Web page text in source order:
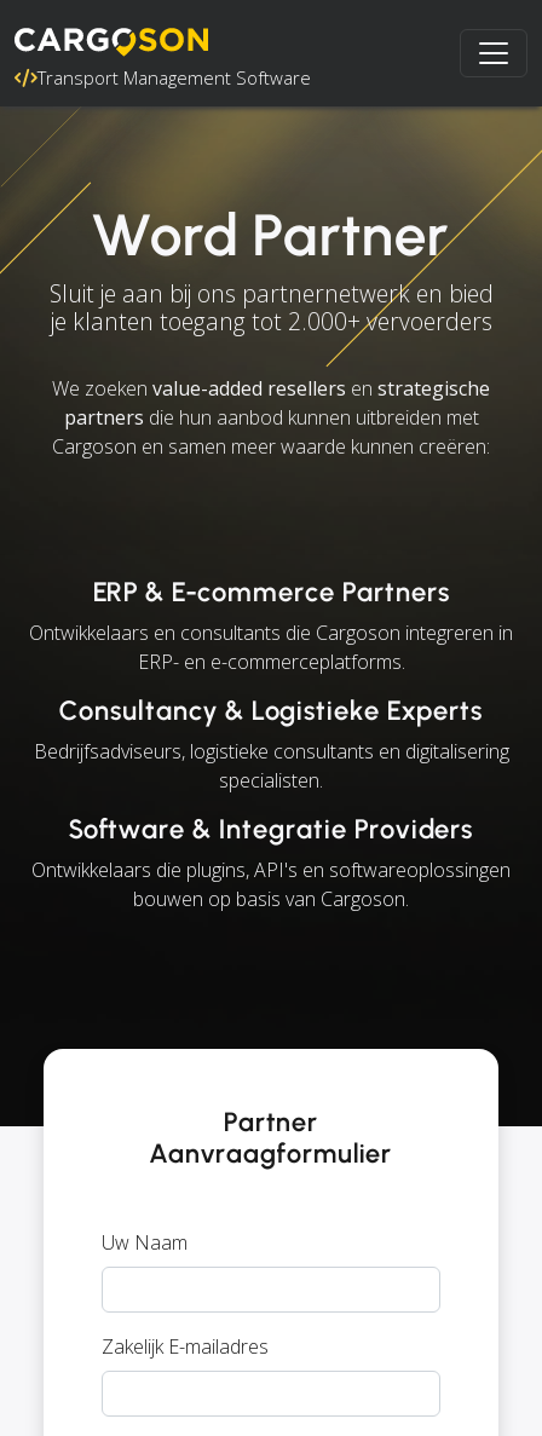
Transport Management Software
Word Partner
Sluit je aan bij ons partnernetwerk en bied
je klanten toegang tot 2.000+ vervoerders
We zoeken value-added resellers en strategische
partners die hun aanbod kunnen uitbreiden met
Cargoson en samen meer waarde kunnen creëren:
ERP & E-commerce Partners
Ontwikkelaars en consultants die Cargoson integreren in
ERP- en e-commerceplatforms.
Consultancy & Logistieke Experts
Bedrijfsadviseurs, logistieke consultants en digitalisering
specialisten.
Software & Integratie Providers
Ontwikkelaars die plugins, API's en softwareoplossingen
bouwen op basis van Cargoson.
Partner
Aanvraagformulier
Uw Naam
Zakelijk E-mailadres